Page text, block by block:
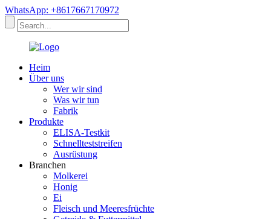
WhatsApp: +8617667170972
Heim
Über uns
Wer wir sind
Was wir tun
Fabrik
Produkte
ELISA-Testkit
Schnellteststreifen
Ausrüstung
Branchen
Molkerei
Honig
Ei
Fleisch und Meeresfrüchte